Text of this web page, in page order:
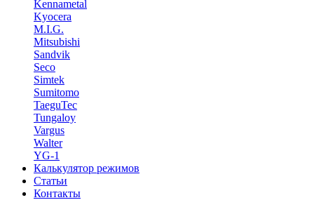
Kennametal
Kyocera
M.I.G.
Mitsubishi
Sandvik
Seco
Simtek
Sumitomo
TaeguTec
Tungaloy
Vargus
Walter
YG-1
Калькулятор режимов
Статьи
Контакты